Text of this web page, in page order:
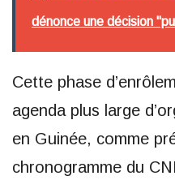
dénonce une décision
Cette phase
agenda plus large
en Guinée, comme
chronogramme du